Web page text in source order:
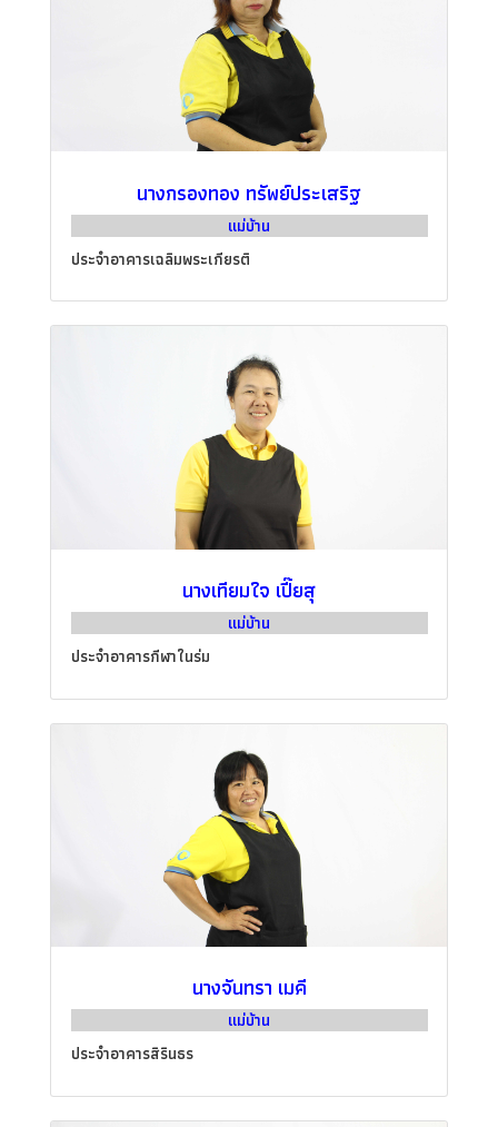
นางกรองทอง ทรัพย์ประเสริฐ
แม่บ้าน
ประจำอาคารเฉลิมพระเกียรติ
นางเทียมใจ เปี๊ยสุ
แม่บ้าน
ประจำอาคารกีฬาในร่ม
นางจันทรา เมคี
แม่บ้าน
ประจำอาคารสิรินธร